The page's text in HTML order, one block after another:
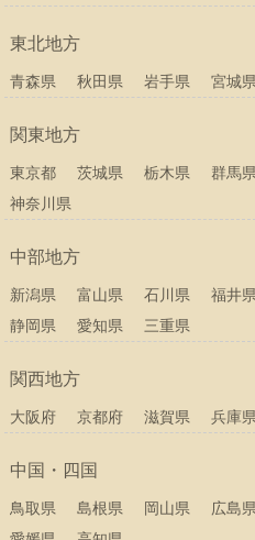
東北地方
青森県 秋田県 岩手県 宮城
関東地方
東京都 茨城県 栃木県 群馬
神奈川県
中部地方
新潟県 富山県 石川県 福井
静岡県
愛知県 三重県
関西地方
大阪府 京都府 滋賀県 兵庫
中国・四国
鳥取県 島根県 岡山県 広島